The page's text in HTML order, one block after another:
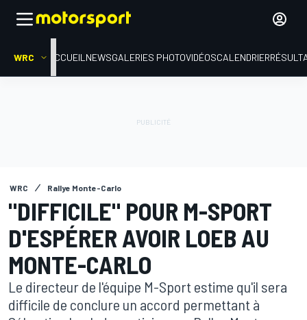
WRC ACCUEIL NEWSGALERIES PHOTOVIDÉOSCALENDRIER
WRC Rallye Monte-Carlo
"DIFFICILE" POUR M-SPORT
D'ESPÉRER AVOIR LOEB AU
MONTE-CARLO
Le directeur de l'équipe M-Sport estime qu'il sera
difficile de conclure un accord permettant à